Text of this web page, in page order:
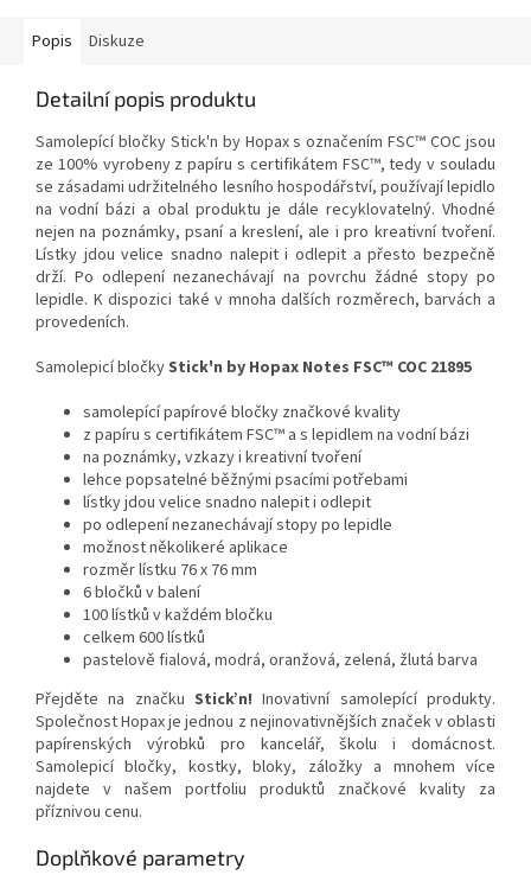
Popis Diskuze
Detailní popis produktu
Samolepící bločky Stick'n by Hopax s označením FSC™ COC jsou
ze 100% vyrobeny z papíru s certifikátem FSC™, tedy v souladu
se zásadami udržitelného lesního hospodářství, používají lepidlo
na vodní bázi a obal produktu je dále recyklovatelný. Vhodné
nejen na poznámky, psaní a kreslení, ale i pro kreativní tvoření.
Lístky jdou velice snadno nalepit i odlepit a přesto bezpečně
drží. Po odlepení nezanechávají na povrchu žádné stopy po
lepidle. K dispozici také v mnoha dalších rozměrech, barvách a
provedeních.
Samolepicí bločkyStick'n by Hopax Notes FSC™ COC 21895
samolepící papírové bločky značkové kvality
z papíru s certifikátem FSC™ a s lepidlem na vodní bázi
na poznámky, vzkazy i kreativní tvoření
lehce popsatelné běžnými psacími potřebami
lístky jdou velice snadno nalepit i odlepit
po odlepení nezanechávají stopy po lepidle
možnost několikeré aplikace
rozměr lístku 76 x 76 mm
6 bločků v balení
100 lístků v každém bločku
celkem 600 lístků
pastelově fialová, modrá, oranžová, zelená, žlutá barva
Přejděte na značku Stick’n! Inovativní samolepící produkty.
Společnost Hopax je jednou z nejinovativnějších značek v oblasti
papírenských výrobků pro kancelář, školu i domácnost.
Samolepicí bločky, kostky, bloky, záložky a mnohem více
najdete v našem portfoliu produktů značkové kvality za
příznivou cenu.
Doplňkové parametry